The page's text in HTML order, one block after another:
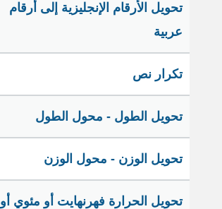
تحويل الأرقام الإنجليزية إلى أرقام
عربية
تكرار نص
تحويل الطول - محول الطول
تحويل الوزن - محول الوزن
تحويل الحرارة فهرنهايت أو مئوي أو